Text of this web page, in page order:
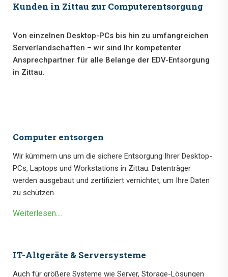
Kunden in Zittau zur Computerentsorgung
Von einzelnen Desktop-PCs bis hin zu umfangreichen
Serverlandschaften – wir sind Ihr kompetenter
Ansprechpartner für alle Belange der EDV-Entsorgung
in Zittau.
Computer entsorgen
Wir kümmern uns um die sichere Entsorgung Ihrer Desktop-
PCs, Laptops und Workstations in Zittau. Datenträger
werden ausgebaut und zertifiziert vernichtet, um Ihre Daten
zu schützen.
Weiterlesen....
IT-Altgeräte & Serversysteme
Auch für größere Systeme wie Server, Storage-Lösungen